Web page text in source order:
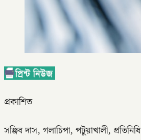
প্রকাশিত
সঞ্জিব দাস, গলাচিপা, পটুয়াখালী, প্রতিনিধি